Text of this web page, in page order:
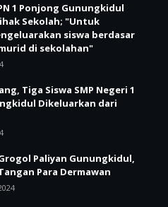
1 Ponjong Gunungkidul
Sekolah; "Untuk
siswa berdasar
di sekolahan"
Tiga Siswa SMP Negeri 1
Dikeluarkan dari
Paliyan Gunungkidul,
Para Dermawan